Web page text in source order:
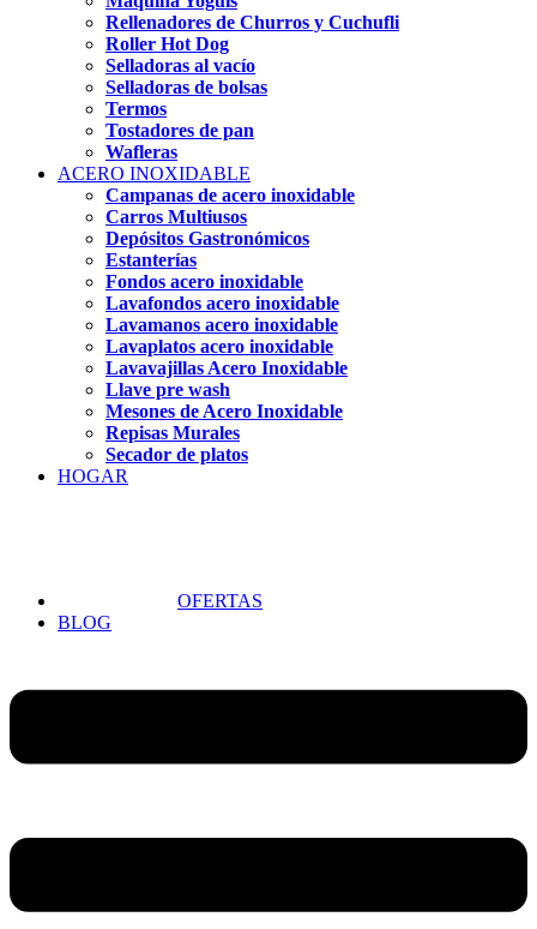
Rellenadores de Churros y Cuchufli
Roller Hot Dog
Selladoras al vacío
Selladoras de bolsas
Termos
Tostadores de pan
Wafleras
ACERO INOXIDABLE
Campanas de acero inoxidable
Carros Multiusos
Depósitos Gastronómicos
Estanterías
Fondos acero inoxidable
Lavafondos acero inoxidable
Lavamanos acero inoxidable
Lavaplatos acero inoxidable
Lavavajillas Acero Inoxidable
Llave pre wash
Mesones de Acero Inoxidable
Repisas Murales
Secador de platos
HOGAR
OFERTAS
BLOG